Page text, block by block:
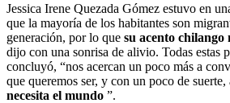
Jessica Irene Quezada Gómez estuvo en
que la mayoría de los habitantes son
generación, por lo que su acento chilango
dijo con una sonrisa de alivio. Todas estas
concluyó, “nos acercan un poco más a
que queremos ser, y con un poco de suerte,
necesita el mundo ”.